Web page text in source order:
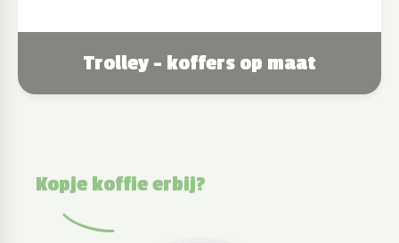
Trolley - koffers op maat
Kopje koffie erbij?